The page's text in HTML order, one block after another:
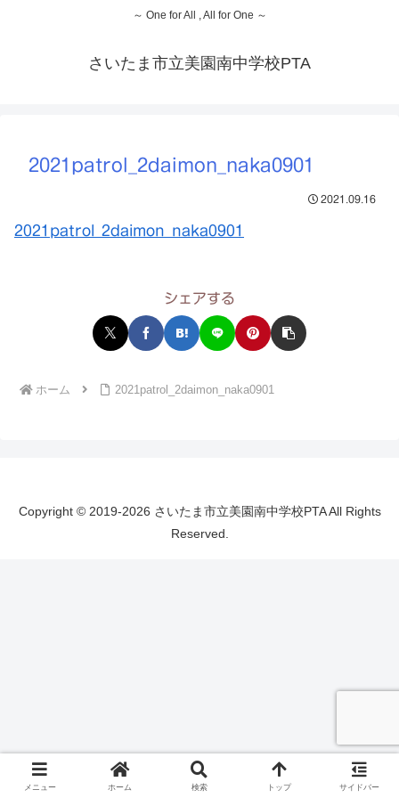
～ One for All , All for One ～
さいたま市立美園南中学校PTA
2021patrol_2daimon_naka0901
2021.09.16
2021patrol_2daimon_naka0901
シェアする
ホーム 2021patrol_2daimon_naka0901
Copyright © 2019-2026 さいたま市立美園南中学校PTA All Rights
Reserved.
メニュー ホーム 検索 トップ サイドバー